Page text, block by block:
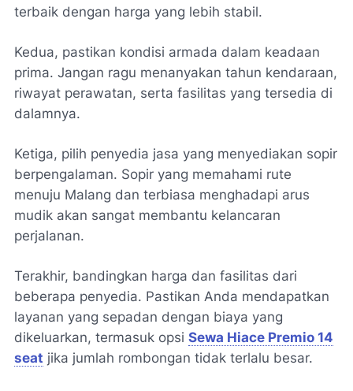
terbaik dengan harga yang lebih stabil.
Kedua, pastikan kondisi armada dalam keadaan
prima. Jangan ragu menanyakan tahun kendaraan,
riwayat perawatan, serta fasilitas yang tersedia di
dalamnya.
Ketiga, pilih penyedia jasa yang menyediakan sopir
berpengalaman. Sopir yang memahami rute
menuju Malang dan terbiasa menghadapi arus
mudik akan sangat membantu kelancaran
perjalanan.
Terakhir, bandingkan harga dan fasilitas dari
beberapa penyedia. Pastikan Anda mendapatkan
layanan yang sepadan dengan biaya yang
dikeluarkan, termasuk opsi Sewa Hiace Premio 14
seat jika jumlah rombongan tidak terlalu besar.